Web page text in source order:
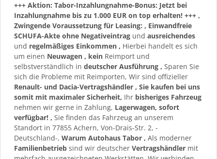
+++ Aktion: Tabor-Inzahlungnahme-Bonus: Jetzt bei
Inzahlungnahme bis zu 1.000 EUR on top erhalten! +++ ,
Zwingende Voraussetzung für Leasing: , Einwandfreie
SCHUFA-Akte ohne Negativeintrag und ausreichendes
und regelmäßiges Einkommen , Hierbei handelt es sich
um einen Neuwagen , kein Reimport und
selbstverständlich in deutscher Ausführung , Sparen Sie
sich die Probleme mit Reimporten, Wir sind offizieller
Renault- und Dacia-Vertragshändler , Sie kaufen bei uns
somit mit maximaler Sicherheit, Ihr bisheriges Fahrzeug
nehmen wir gerne in Zahlung, Lagerwagen, sofort
verfügbar! , Sie finden das Fahrzeug an unserem
Standort in 77855 Achern, Von-Drais-Str. 2, -
Deutschland-, Warum Autohaus Tabor , Als moderner
Familienbetrieb sind wir deutscher Vertragshändler mit